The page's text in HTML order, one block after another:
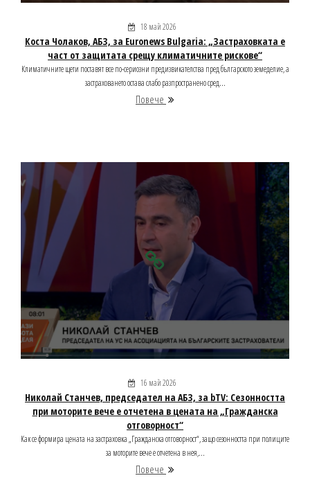
18 май 2026
Коста Чолаков, АБЗ, за Euronews Bulgaria: „Застраховката е
част от защитата срещу климатичните рискове“
Климатичните щети поставят все по-сериозни предизвикателства пред българското земеделие, а
застраховането остава слабо разпространено сред...
Повече
16 май 2026
Николай Станчев, председател на АБЗ, за bTV: Сезонността
при моторите вече е отчетена в цената на „Гражданска
отговорност“
Как се формира цената на застраховка „Гражданска отговорност“, защо сезонността при полиците
за моторите вече е отчетена в нея,...
Повече